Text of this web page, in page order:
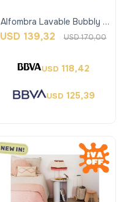
Alfombra Lavable Bubbly -
Honey - Lorena Canals
USD 139,32 USD170,00
USD 118,42
USD 125,39